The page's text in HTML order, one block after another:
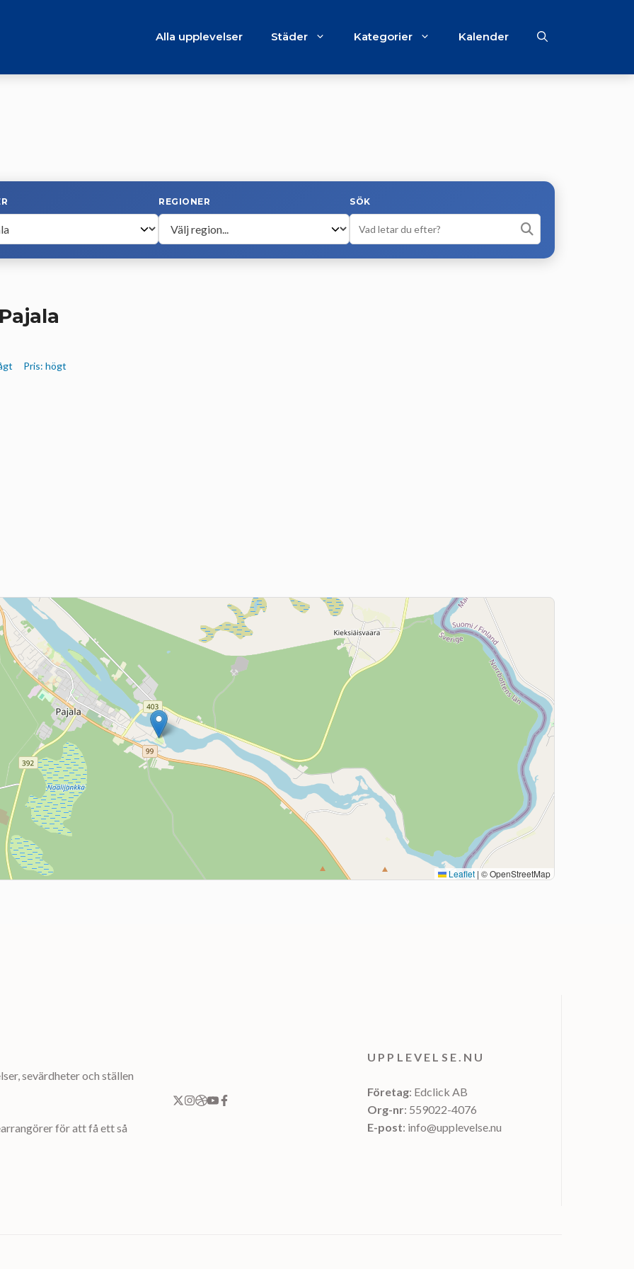
Alla upplevelser Städer Kategorier Kalender
REGIONER SÖK
Pris: högt
Leaflet | © OpenStreetMap
sevärdheter och ställen
för att få ett så
UPPLEVELSE.NU
Företag: Edclick AB
Org-nr: 559022-4076
E-post: info@upplevelse.nu